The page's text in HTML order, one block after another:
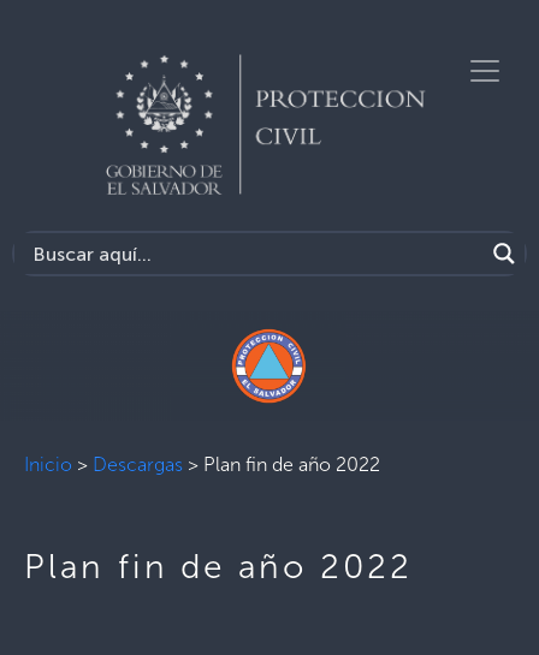
Inicio > Descargas > Plan fin de año 2022
Plan fin de año 2022